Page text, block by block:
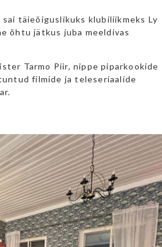
täieõiguslikuks klubiliikmeks Ly
õhtu jätkus juba meeldivas
Tarmo Piir, nippe piparkookide
filmide ja teleseriaalide